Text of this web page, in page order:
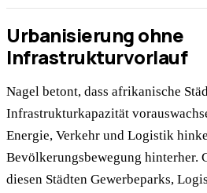
Urbanisierung ohne
Infrastrukturvorlauf
Nagel betont, dass afrikanische
Infrastrukturkapazität
Energie, Verkehr und Logistik
Bevölkerungsbewegung hinterher.
diesen Städten Gewerbeparks,